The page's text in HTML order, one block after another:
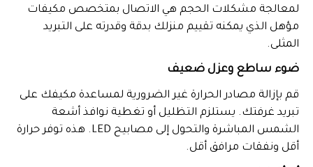
لمعالجة مشكلات الحجم هي الاتصال بمتخصص مكيفات
مؤهل الذي يمكنه تقييم منزلك بدقة وقدرته على التبريد
المثلى.
ضوء ساطع وعزل ضعيف
قم بإزالة مصادر الحرارة غير الضرورية لمساعدة مكيفك على
تبريد غرفتك. يستلزم التظليل أو تغطية نوافذ أشعة
الشمس المباشرة والتحول إلى مصابيح LED. هذه توفر حرارة
أقل ونفقات مرافق أقل.